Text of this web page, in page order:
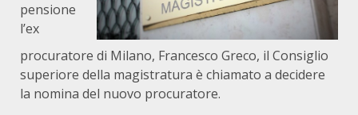
pensione
l’ex
procuratore di Milano, Francesco Greco, il Consiglio
superiore della magistratura è chiamato a decidere
la nomina del nuovo procuratore.